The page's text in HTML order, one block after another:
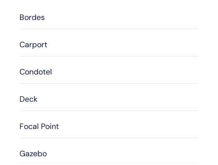
Bordes
Carport
Condotel
Deck
Focal Point
Gazebo